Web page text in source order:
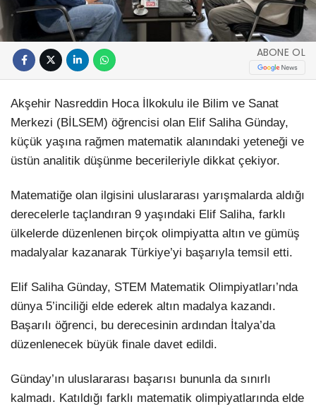
ABONE OL
Akşehir Nasreddin Hoca İlkokulu ile Bilim ve Sanat
Merkezi (BİLSEM) öğrencisi olan Elif Saliha Günday,
küçük yaşına rağmen matematik alanındaki yeteneği ve
üstün analitik düşünme becerileriyle dikkat çekiyor.
Matematiğe olan ilgisini uluslararası yarışmalarda aldığı
derecelerle taçlandıran 9 yaşındaki Elif Saliha, farklı
ülkelerde düzenlenen birçok olimpiyatta altın ve gümüş
madalyalar kazanarak Türkiye’yi başarıyla temsil etti.
Elif Saliha Günday, STEM Matematik Olimpiyatları’nda
dünya 5’inciliği elde ederek altın madalya kazandı.
Başarılı öğrenci, bu derecesinin ardından İtalya’da
düzenlenecek büyük finale davet edildi.
Günday’ın uluslararası başarısı bununla da sınırlı
kalmadı. Katıldığı farklı matematik olimpiyatlarında elde